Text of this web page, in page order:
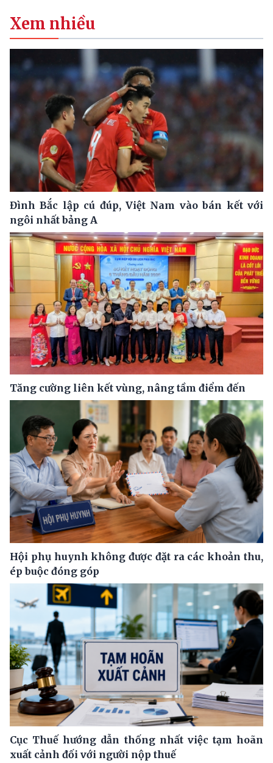
Xem nhiều
Đình Bắc lập cú đúp, Việt Nam vào bán kết với
ngôi nhất bảng A
Tăng cường liên kết vùng, nâng tầm điểm đến
Hội phụ huynh không được đặt ra các khoản thu,
ép buộc đóng góp
Cục Thuế hướng dẫn thống nhất việc tạm hoãn
xuất cảnh đối với người nộp thuế